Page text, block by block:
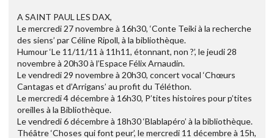
A SAINT PAUL LES DAX,
Le mercredi 27 novembre à 16h30, ‘Conte Teiki à la recherche
des siens’ par Céline Ripoll, à la bibliothèque.
Humour ‘Le 11/11/11 à 11h11, étonnant, non ?’, le jeudi 28
novembre à 20h30 à l’Espace Félix Arnaudin.
Le vendredi 29 novembre à 20h30, concert vocal ‘Chœurs
Cantagas et d’Arrigans’ au profit du Téléthon.
Le mercredi 4 décembre à 16h30, P’tites histoires pour p’tites
oreilles à la Bibliothèque.
Le vendredi 6 décembre à 18h30 ‘Blablapéro’ à la bibliothèque.
Théâtre ‘Choses qui font peur’, le mercredi 11 décembre à 15h,